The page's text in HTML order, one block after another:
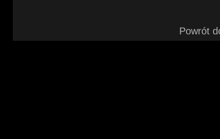
Powrót